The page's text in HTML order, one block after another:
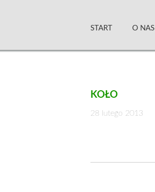
START O NAS
KOŁO
28 lutego 2013